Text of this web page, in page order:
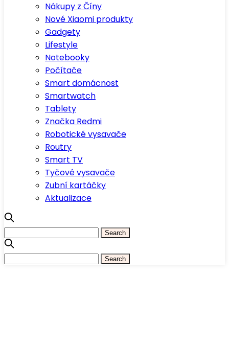
Nákupy z Číny
Nové Xiaomi produkty
Gadgety
Lifestyle
Notebooky
Počítače
Smart domácnost
Smartwatch
Tablety
Značka Redmi
Robotické vysavače
Routry
Smart TV
Tyčové vysavače
Zubní kartáčky
Aktualizace